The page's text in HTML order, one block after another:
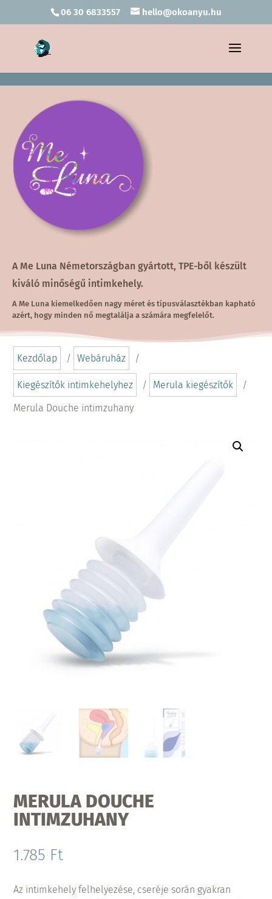
06 30 6833557 hello@okoanyu.hu
A Me Luna Németországban gyártott, TPE-ből készült
kiváló minőségű intimkehely.
A Me Luna kiemelkedően nagy méret és típusválasztékban kapható
azért, hogy minden nő megtalálja a számára megfelelőt.
Kezdőlap / Webáruház /
Kiegészítők intimkehelyhez / Merula kiegészítők
/
Merula Douche intimzuhany
MERULA DOUCHE
INTIMZUHANY
1.785 Ft
Az intimkehely felhelyezése, cseréje során gyakran